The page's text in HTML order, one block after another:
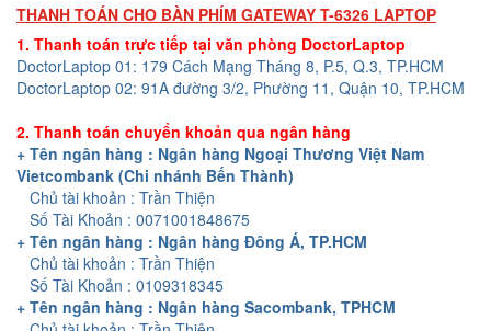
THANH TOÁN CHO BÀN PHÍM GATEWAY T-6326 LAPTOP
1. Thanh toán trực tiếp tại văn phòng DoctorLaptop
DoctorLaptop 01: 179 Cách Mạng Tháng 8, P.5, Q.3, TP.HCM
DoctorLaptop 02: 91A đường 3/2, Phường 11, Quận 10, TP.HCM
2. Thanh toán chuyển khoản qua ngân hàng
+ Tên ngân hàng : Ngân hàng Ngoại Thương Việt Nam
Vietcombank (Chi nhánh Bến Thành)
Chủ tài khoản : Trần Thiện
Số Tài Khoản : 0071001848675
+ Tên ngân hàng : Ngân hàng Đông Á, TP.HCM
Chủ tài khoản : Trần Thiện
Số Tài Khoản : 0109318345
+ Tên ngân hàng : Ngân hàng Sacombank, TPHCM